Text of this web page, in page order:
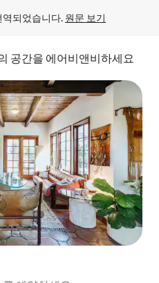
역되었습니다. 원문 보기
공간을 에어비앤비하세요